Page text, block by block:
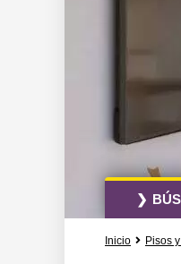
❯
Todas las
Inicio Pisos